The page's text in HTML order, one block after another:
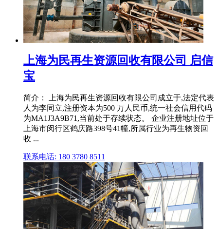
上海为民再生资源回收有限公司 启信
宝
简介： 上海为民再生资源回收有限公司成立于,法定代表
人为李同立,注册资本为500 万人民币,统一社会信用代码
为MA1J3A9B71,当前处于存续状态。 企业注册地址位于
上海市闵行区鹤庆路398号41幢,所属行业为再生物资回
收 ...
联系电话: 180 3780 8511